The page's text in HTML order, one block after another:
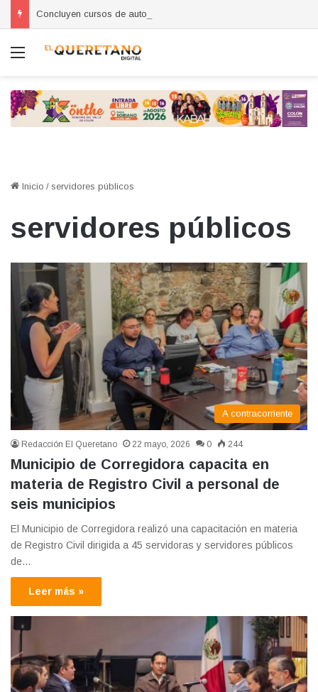
Menú
Inicio / servidores públicos
servidores públicos
A contracorriente
Redacción El Queretano 22 mayo, 2026 0 244
Municipio de Corregidora capacita en
materia de Registro Civil a personal de
seis municipios
El Municipio de Corregidora realizó una capacitación en materia
de Registro Civil dirigida a 45 servidoras y servidores públicos
de…
Leer más »